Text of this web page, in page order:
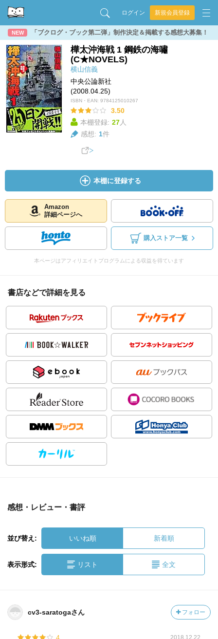
ログイン 新規会員登録
NEW 「ブクログ・ブック第二弾」制作決定＆掲載する感想大募集！
樺太沖海戦 1 鋼鉄の海嘯
(C★NOVELS)
横山信義
中央公論新社
(2008.04.25)
ISBN・EAN: 9784125010267
3.50
本棚登録: 27人
感想: 1件
本棚に登録する
Amazon
詳細ページへ
購入ストア一覧
本ページはアフィリエイトプログラムによる収益を得ています
書店などで詳細を見る
感想・レビュー・書評
並び替え: いいね順 新着順
表示形式: リスト 全文
cv3-saratogaさん フォロー
2018.12.22